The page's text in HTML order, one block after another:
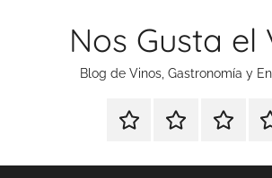
Nos Gusta el
Blog de Vinos, Gastronomía y
Especial
Tonics
Enoturismo
Gastronomía
Ranking